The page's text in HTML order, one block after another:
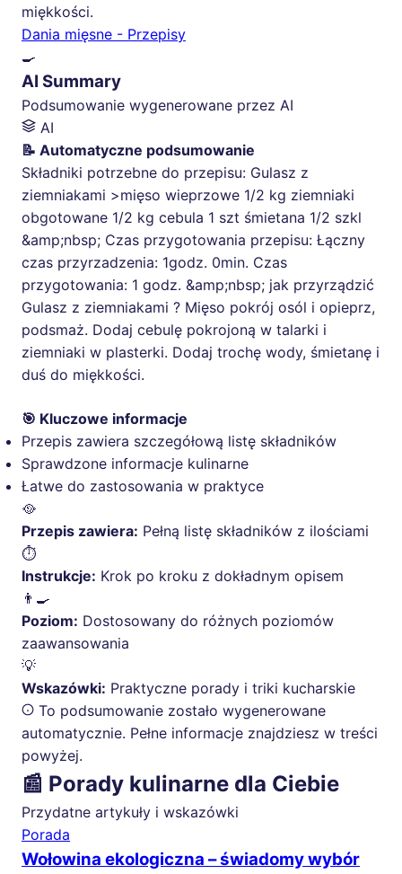
miękkości.
Dania mięsne - Przepisy
🍳
AI Summary
Podsumowanie wygenerowane przez AI
AI
📝 Automatyczne podsumowanie
Składniki potrzebne do przepisu: Gulasz z
ziemniakami >mięso wieprzowe 1/2 kg ziemniaki
obgotowane 1/2 kg cebula 1 szt śmietana 1/2 szkl
&amp;nbsp; Czas przygotowania przepisu: Łączny
czas przyrzadzenia: 1godz. 0min. Czas
przygotowania: 1 godz. &amp;nbsp; jak przyrządzić
Gulasz z ziemniakami ? Mięso pokrój osól i opieprz,
podsmaż. Dodaj cebulę pokrojoną w talarki i
ziemniaki w plasterki. Dodaj trochę wody, śmietanę i
duś do miękkości.
🎯 Kluczowe informacje
Przepis zawiera szczegółową listę składników
Sprawdzone informacje kulinarne
Łatwe do zastosowania w praktyce
🥘
Przepis zawiera: Pełną listę składników z ilościami
⏱️
Instrukcje: Krok po kroku z dokładnym opisem
👨‍🍳
Poziom: Dostosowany do różnych poziomów
zaawansowania
💡
Wskazówki: Praktyczne porady i triki kucharskie
To podsumowanie zostało wygenerowane
automatycznie. Pełne informacje znajdziesz w treści
powyżej.
📰 Porady kulinarne dla Ciebie
Przydatne artykuły i wskazówki
Porada
Wołowina ekologiczna – świadomy wybór